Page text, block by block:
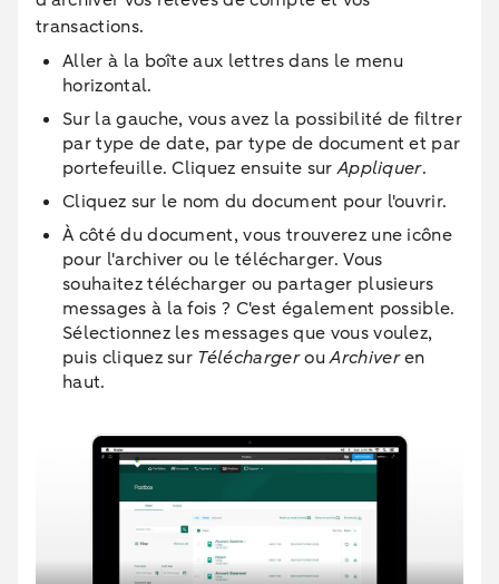
transactions.
Aller à la boîte aux lettres dans le menu
horizontal.
Sur la gauche, vous avez la possibilité de filtrer
par type de date, par type de document et par
portefeuille. Cliquez ensuite surAppliquer.
Cliquez sur le nom du document pour l'ouvrir.
À côté du document, vous trouverez une icône
pour l'archiver ou le télécharger. Vous
souhaitez télécharger ou partager plusieurs
messages à la fois ? C'est également possible.
Sélectionnez les messages que vous voulez,
puis cliquez sur TéléchargerouArchiveren
haut.